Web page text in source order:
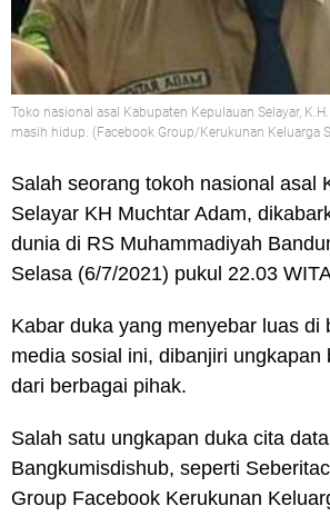
Toko nasional asal Kabupaten Kepulauan Selayar,
masih hidup. (Facebook Group/Kerukunan Keluarga
Salah seorang tokoh nasional asal
Selayar KH Muchtar Adam,
dunia di RS Muhammadiyah
Selasa (6/7/2021) pukul 22.03
Kabar duka yang menyebar luas di
media sosial ini, dibanjiri ungkapan
dari berbagai pihak.
Salah satu ungkapan duka cita
Bangkumisdishub, seperti
Group Facebook Kerukunan